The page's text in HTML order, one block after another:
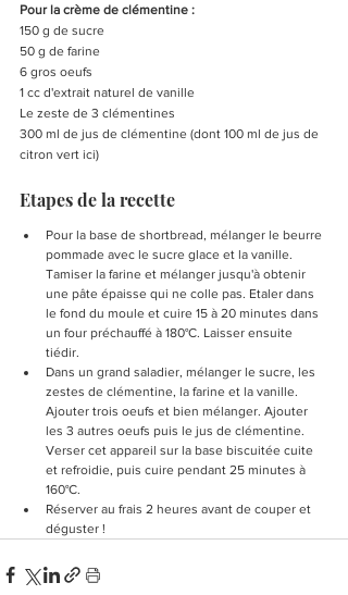
Pour la crème de clémentine :
150 g de sucre
50 g de farine
6 gros oeufs
1 cc d'extrait naturel de vanille
Le zeste de 3 clémentines
300 ml de jus de clémentine (dont 100 ml de jus de
citron vert ici)
Etapes de la recette
Pour la base de shortbread, mélanger le beurre
pommade avec le sucre glace et la vanille.
Tamiser la farine et mélanger jusqu'à obtenir
une pâte épaisse qui ne colle pas. Etaler dans
le fond du moule et cuire 15 à 20 minutes dans
un four préchauffé à 180°C. Laisser ensuite
tiédir.
Dans un grand saladier, mélanger le sucre, les
zestes de clémentine, la farine et la vanille.
Ajouter trois oeufs et bien mélanger. Ajouter
les 3 autres oeufs puis le jus de clémentine.
Verser cet appareil sur la base biscuitée cuite
et refroidie, puis cuire pendant 25 minutes à
160°C.
Réserver au frais 2 heures avant de couper et
déguster !